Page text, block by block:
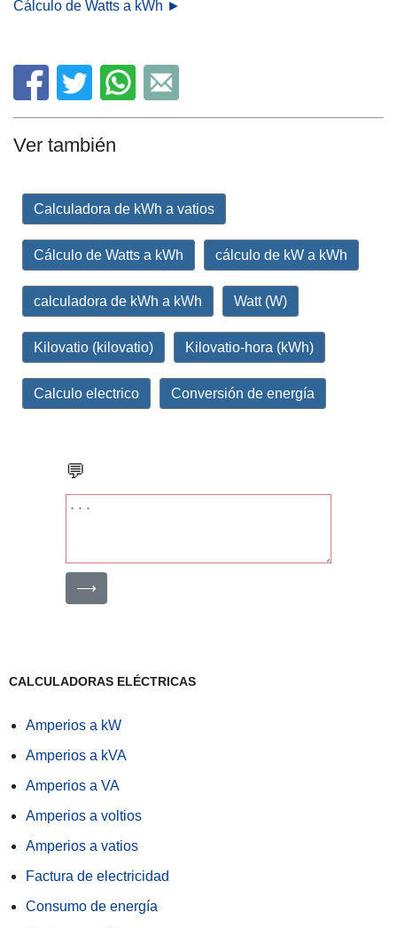
Cálculo de Watts a kWh ►
Ver también
Calculadora de kWh a vatios
Cálculo de Watts a kWh cálculo de kW a kWh
calculadora de kWh a kWh Watt (W)
Kilovatio (kilovatio) Kilovatio-hora (kWh)
Calculo electrico Conversión de energía
💬
⟶
CALCULADORAS ELÉCTRICAS
Amperios a kW
Amperios a kVA
Amperios a VA
Amperios a voltios
Amperios a vatios
Factura de electricidad
Consumo de energía